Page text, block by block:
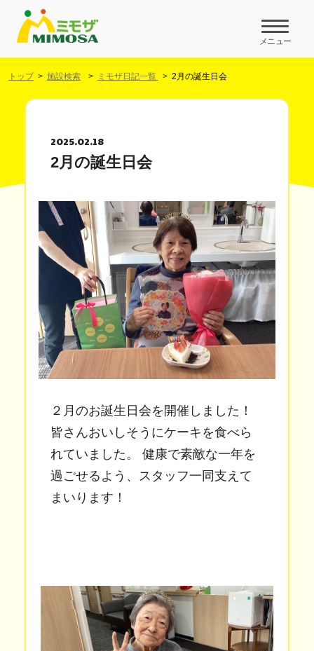
メニュー
トップ 施設検索 ミモザ日記一覧 2月の誕生日会
2025.02.18
2月の誕生日会
２月のお誕生日会を開催しました！
皆さんおいしそうにケーキを食べら
れていました。 健康で素敵な一年を
過ごせるよう、スタッフ一同支えて
まいります！